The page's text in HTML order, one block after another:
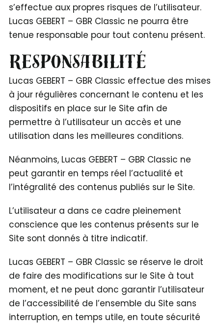
s’effectue aux propres risques de l’utilisateur.
Lucas GEBERT – GBR Classic ne pourra être
tenue responsable pour tout contenu présent.
Responsabilité
Lucas GEBERT – GBR Classic effectue des mises
à jour régulières concernant le contenu et les
dispositifs en place sur le Site afin de
permettre à l’utilisateur un accès et une
utilisation dans les meilleures conditions.
Néanmoins, Lucas GEBERT – GBR Classic ne
peut garantir en temps réel l’actualité et
l’intégralité des contenus publiés sur le Site.
L’utilisateur a dans ce cadre pleinement
conscience que les contenus présents sur le
Site sont donnés à titre indicatif.
Lucas GEBERT – GBR Classic se réserve le droit
de faire des modifications sur le Site à tout
moment, et ne peut donc garantir l’utilisateur
de l’accessibilité de l’ensemble du Site sans
interruption, en temps utile, en toute sécurité